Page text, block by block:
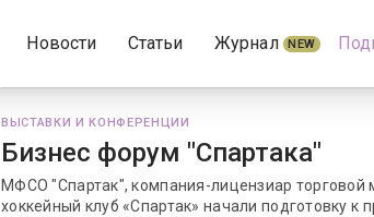
Новости Статьи Журнал NEW
ВЫСТАВКИ И КОНФЕРЕНЦИИ
Бизнес форум "Спартака"
МФСО "Спартак", компания-лицензиар торговой
хоккейный клуб «Спартак» начали подготовку к